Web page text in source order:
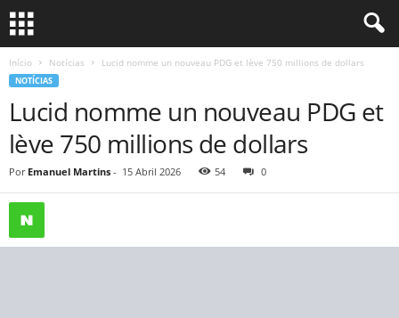
Início Notícias Lucid nomme un nouveau PDG et lève 750 millions de dollars
NOTÍCIAS
Lucid nomme un nouveau PDG et
lève 750 millions de dollars
Por Emanuel Martins - 15 Abril 2026 54 0